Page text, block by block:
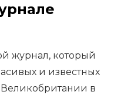
журнал, который
и известных
в